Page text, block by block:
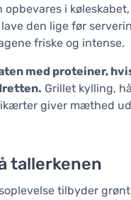
opbevares i
den lige før
friske og intense.
med proteiner,
Grillet kylling,
giver mæthed
tallerkenen
tilbyder